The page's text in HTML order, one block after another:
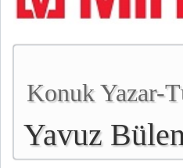
Konuk Yazar-
Yavuz